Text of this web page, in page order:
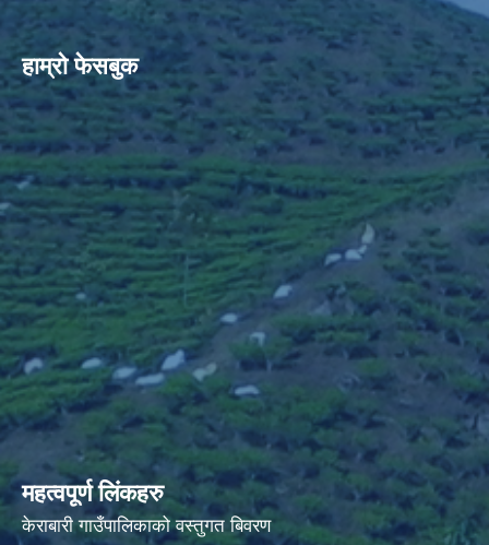
हाम्रो फेसबुक
महत्वपूर्ण लिंकहरु
केराबारी गाउँपालिकाको वस्तुगत बिवरण